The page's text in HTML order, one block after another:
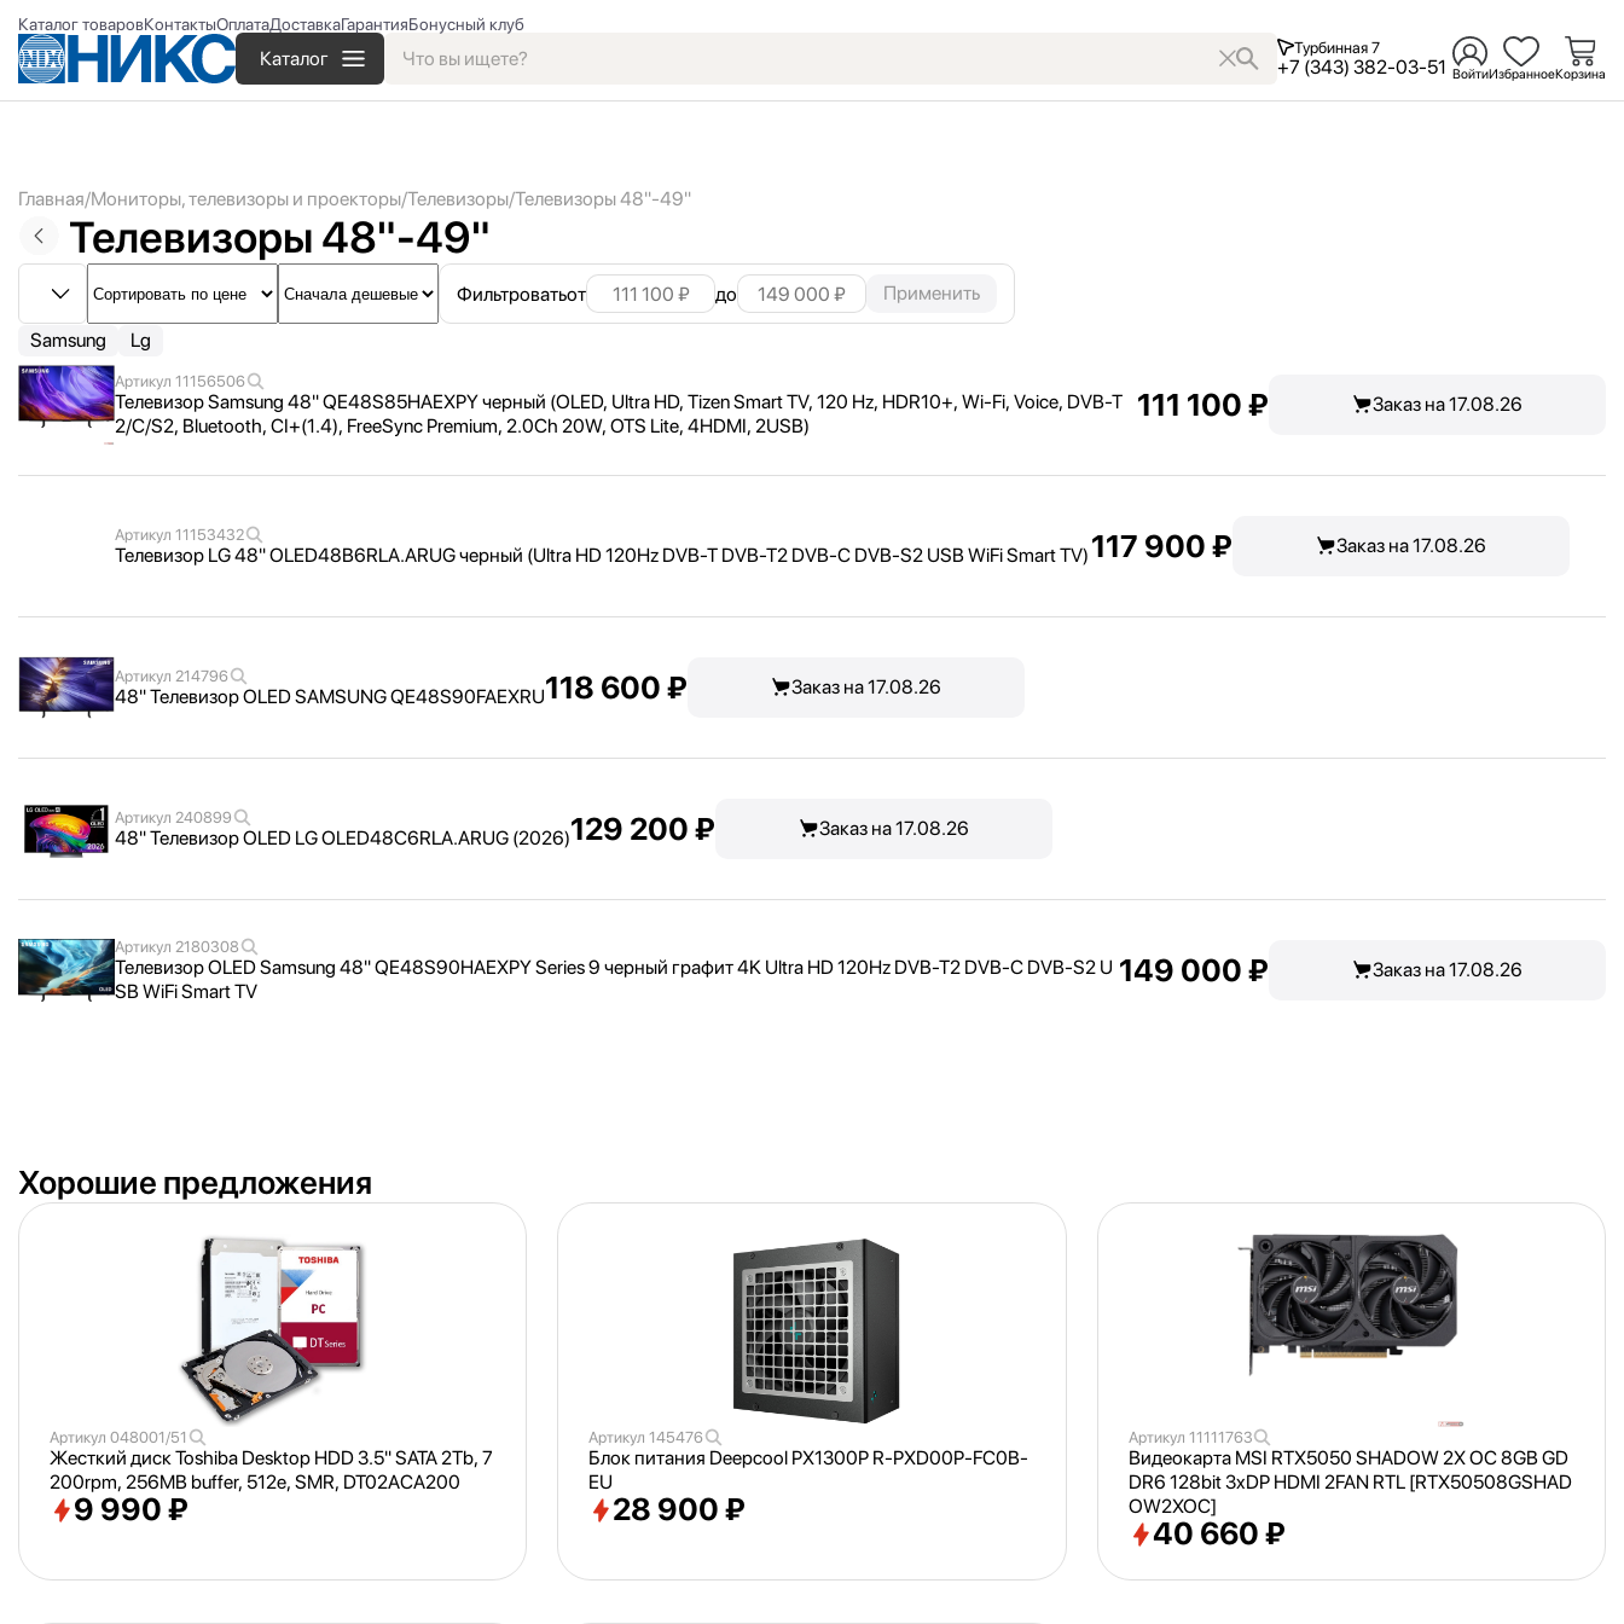
Каталог товаровКонтактыОплатаДоставкаГарантияБонусный клуб
Каталог Турбинная 7
+7 (343) 382-03-51 ВойтиИзбранноеКорзина
Главная Мониторы, телевизоры и проекторы Телевизоры Телевизоры 48"-49"
Телевизоры 48"-49"
Фильтроватьот до Применить
Samsung Lg
Артикул 11156506
Телевизор Samsung 48" QE48S85HAEXPY черный (OLED, Ultra HD, Tizen Smart TV, 120 Hz, HDR10+, Wi-Fi, Voice, DVB-T
2/C/S2, Bluetooth, CI+(1.4), FreeSync Premium, 2.0Ch 20W, OTS Lite, 4HDMI, 2USB)
111 100 ₽ Заказ на 17.08.26
Артикул 11153432
Телевизор LG 48" OLED48B6RLA.ARUG черный (Ultra HD 120Hz DVB-T DVB-T2 DVB-C DVB-S2 USB WiFi Smart TV) 117 900 ₽ Заказ на 17.08.26
Артикул 214796
48" Телевизор OLED SAMSUNG QE48S90FAEXRU118 600 ₽ Заказ на 17.08.26
Артикул 240899
48" Телевизор OLED LG OLED48C6RLA.ARUG (2026)129 200 ₽ Заказ на 17.08.26
Артикул 2180308
Телевизор OLED Samsung 48" QE48S90HAEXPY Series 9 черный графит 4K Ultra HD 120Hz DVB-T2 DVB-C DVB-S2 U
SB WiFi Smart TV
149 000 ₽ Заказ на 17.08.26
Хорошие предложения
Артикул 048001/51
Жесткий диск Toshiba Desktop HDD 3.5" SATA 2Tb, 7
200rpm, 256MB buffer, 512e, SMR, DT02ACA200
9 990 ₽
Артикул145476
Блок питания Deepcool PX1300P R-PXD00P-FC0B-
EU
28 900 ₽
Артикул 11111763
Видеокарта MSI RTX5050 SHADOW 2X OC 8GB GD
DR6 128bit 3xDP HDMI 2FAN RTL [RTX50508GSHAD
OW2XOC]
40 660 ₽